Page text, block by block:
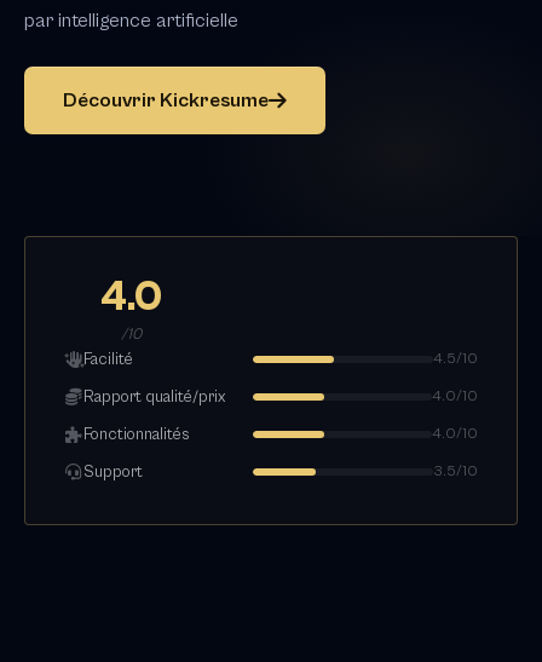
par intelligence artificielle
Découvrir Kickresume
4.0
/10
Facilité 4.5/10
Rapport qualité/prix 4.0/10
Fonctionnalités 4.0/10
Support 3.5/10